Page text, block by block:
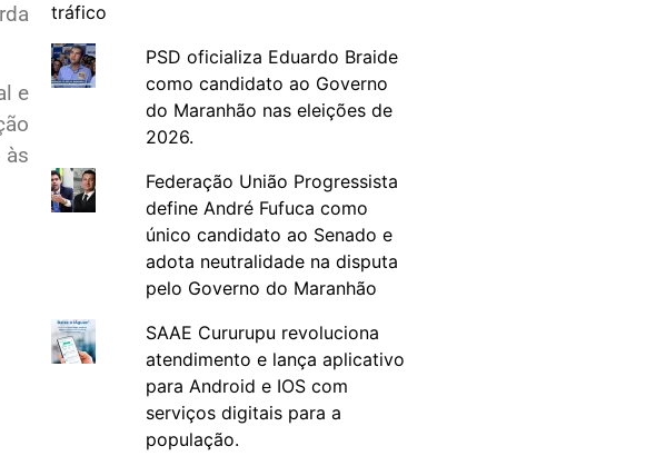
e
às
PSD oficializa Eduardo Braide
como candidato ao Governo
do Maranhão nas eleições de
2026.
Federação União Progressista
define André Fufuca como
único candidato ao Senado e
adota neutralidade na disputa
pelo Governo do Maranhão
SAAE Cururupu revoluciona
atendimento e lança aplicativo
para Android e IOS com
serviços digitais para a
população.